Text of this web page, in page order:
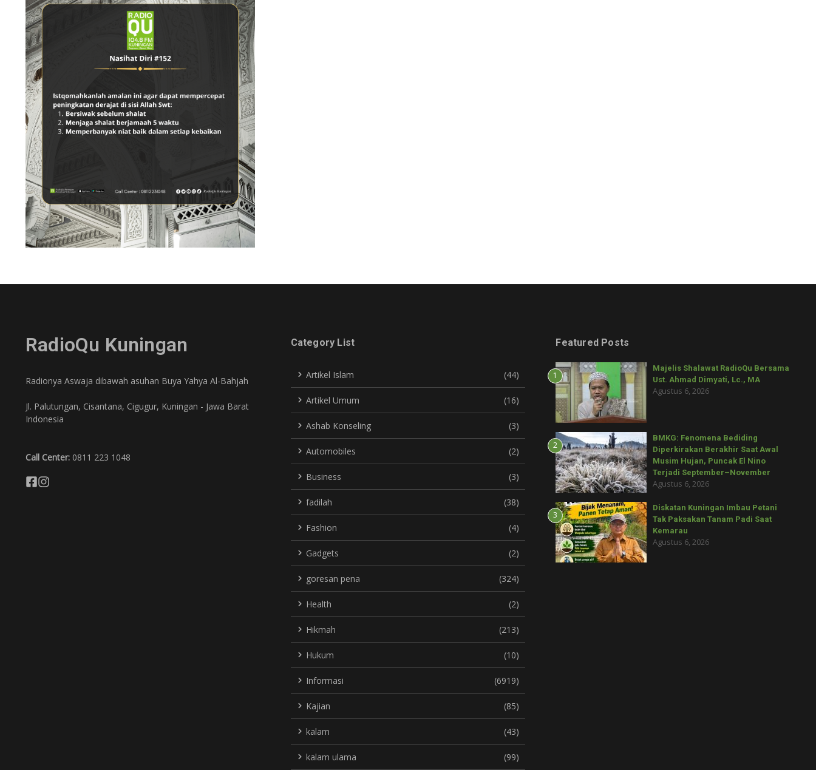
RadioQu Kuningan
Radionya Aswaja dibawah asuhan Buya Yahya Al-Bahjah
Jl. Palutungan, Cisantana, Cigugur, Kuningan - Jawa Barat
Indonesia
Call Center: 0811 223 1048
Category List
Artikel Islam (44)
Artikel Umum (16)
Ashab Konseling (3)
Automobiles (2)
Business (3)
fadilah (38)
Fashion (4)
Gadgets (2)
goresan pena (324)
Health (2)
Hikmah (213)
Hukum (10)
Informasi (6919)
Kajian (85)
kalam (43)
kalam ulama (99)
Featured Posts
1
Majelis Shalawat RadioQu Bersama
Ust. Ahmad Dimyati, Lc., MA
Agustus 6, 2026
2
BMKG: Fenomena Bediding
Diperkirakan Berakhir Saat Awal
Musim Hujan, Puncak El Nino
Terjadi September–November
Agustus 6, 2026
3
Diskatan Kuningan Imbau Petani
Tak Paksakan Tanam Padi Saat
Kemarau
Agustus 6, 2026